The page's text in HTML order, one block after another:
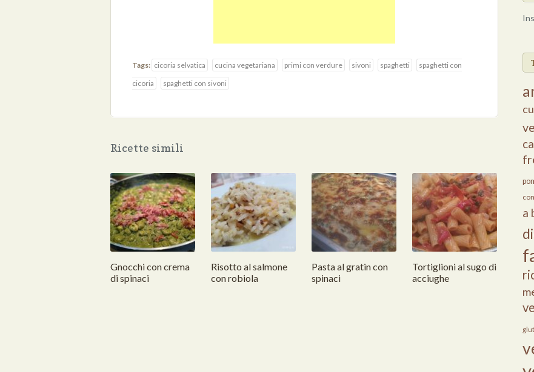
Tags: cicoria selvatica cucina vegetariana primi con verdure sivoni spaghetti
spaghetti con
cicoria
spaghetti con sivoni
Ricette simili
Gnocchi con crema
di spinaci
Risotto al salmone
con robiola
Pasta al gratin con
spinaci
Tortiglioni al sugo di
acciughe
a